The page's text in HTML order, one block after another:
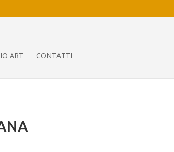
ART
CONTATTI